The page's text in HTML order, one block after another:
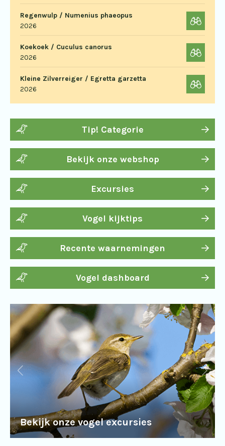
Regenwulp / Numenius phaeopus
2026
Koekoek / Cuculus canorus
2026
Kleine Zilverreiger / Egretta garzetta
2026
Tip! Categorie
Bekijk onze webshop
Excursies
Vogel kijktips
Recente waarnemingen
Vogel dashboard
Bekijk onze vogel excursies